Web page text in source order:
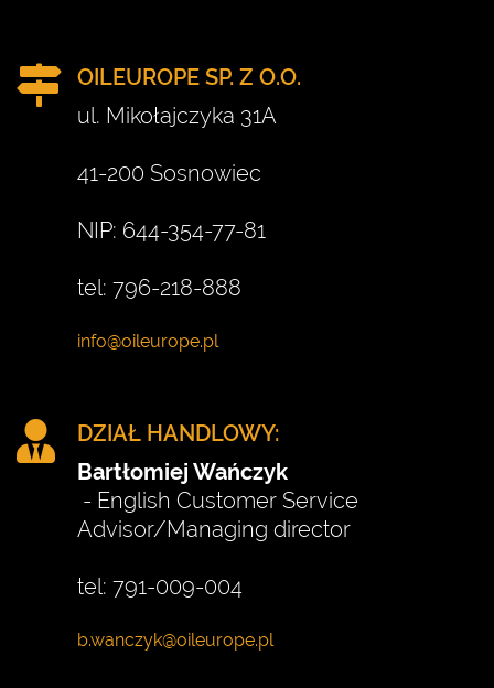
OILEUROPE SP. Z O.O.
ul. Mikołajczyka 31A
41-200 Sosnowiec
NIP: 644-354-77-81
tel: 796-218-888
DZIAŁ HANDLOWY:
Bartłomiej Wańczyk
- English Customer Service
Advisor/Managing director
tel: 791-009-004